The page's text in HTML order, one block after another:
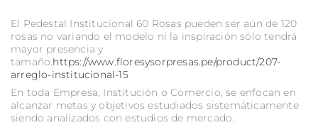
El Pedestal Institucional 60 Rosas pueden ser aún de 120
rosas no variando el modelo ni la inspiración sólo tendrá
mayor presencia y
tamaño.https://www.floresysorpresas.pe/product/207-
arreglo-institucional-15
En toda Empresa, Institución o Comercio, se enfocan en
alcanzar metas y objetivos estudiados sistemáticamente
siendo analizados con estudios de mercado.